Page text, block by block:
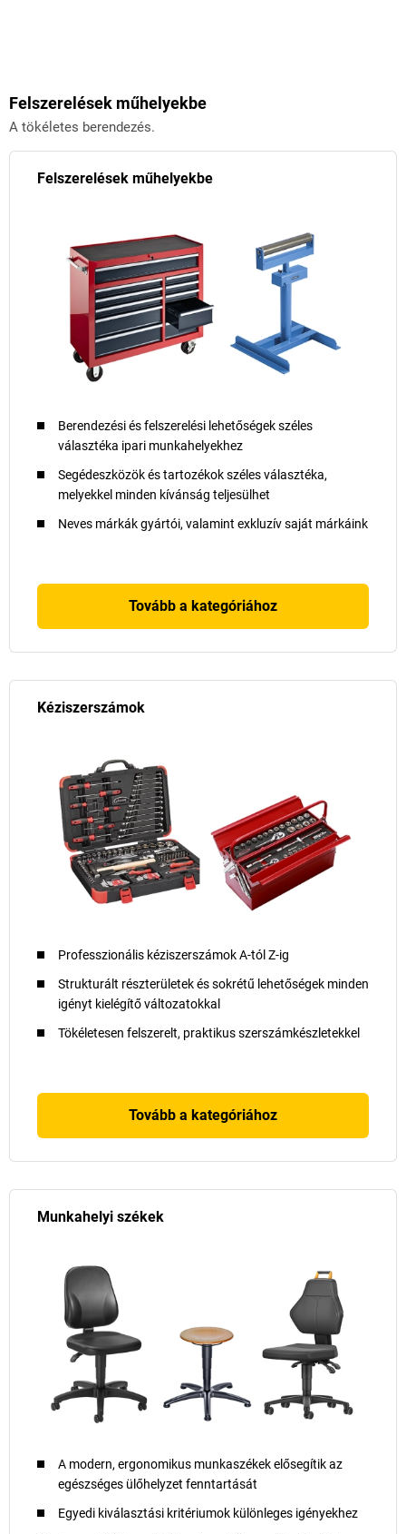
Felszerelések műhelyekbe
A tökéletes berendezés.
Felszerelések műhelyekbe
Berendezési és felszerelési lehetőségek széles
választéka ipari munkahelyekhez
Segédeszközök és tartozékok széles választéka,
melyekkel minden kívánság teljesülhet
Neves márkák gyártói, valamint exkluzív saját márkáink
Tovább a kategóriához
Kéziszerszámok
Professzionális kéziszerszámok A-tól Z-ig
Strukturált részterületek és sokrétű lehetőségek minden
igényt kielégítő változatokkal
Tökéletesen felszerelt, praktikus szerszámkészletekkel
Tovább a kategóriához
Munkahelyi székek
A modern, ergonomikus munkaszékek elősegítik az
egészséges ülőhelyzet fenntartását
Egyedi kiválasztási kritériumok különleges igényekhez